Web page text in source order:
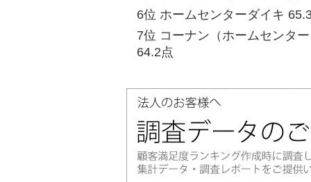
6位 ホームセンターダイキ
7位 コーナン（ホームセンタ
64.2点